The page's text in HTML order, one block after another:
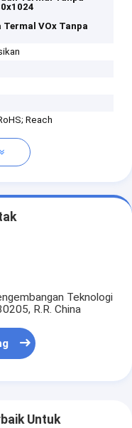
Termal VOx Tanpa
Reach
Teknologi
R.R. China
Untuk